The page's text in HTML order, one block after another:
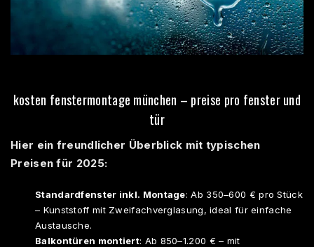
kosten fenstermontage münchen – preise pro fenster und
tür
Hier ein freundlicher Überblick mit typischen
Preisen für 2025:​
Standardfenster inkl. Montage: Ab 350–600 € pro Stück
– Kunststoff mit Zweifachverglasung, ideal für einfache
Austausche.​
Balkontüren montiert: Ab 850–1.200 € – mit